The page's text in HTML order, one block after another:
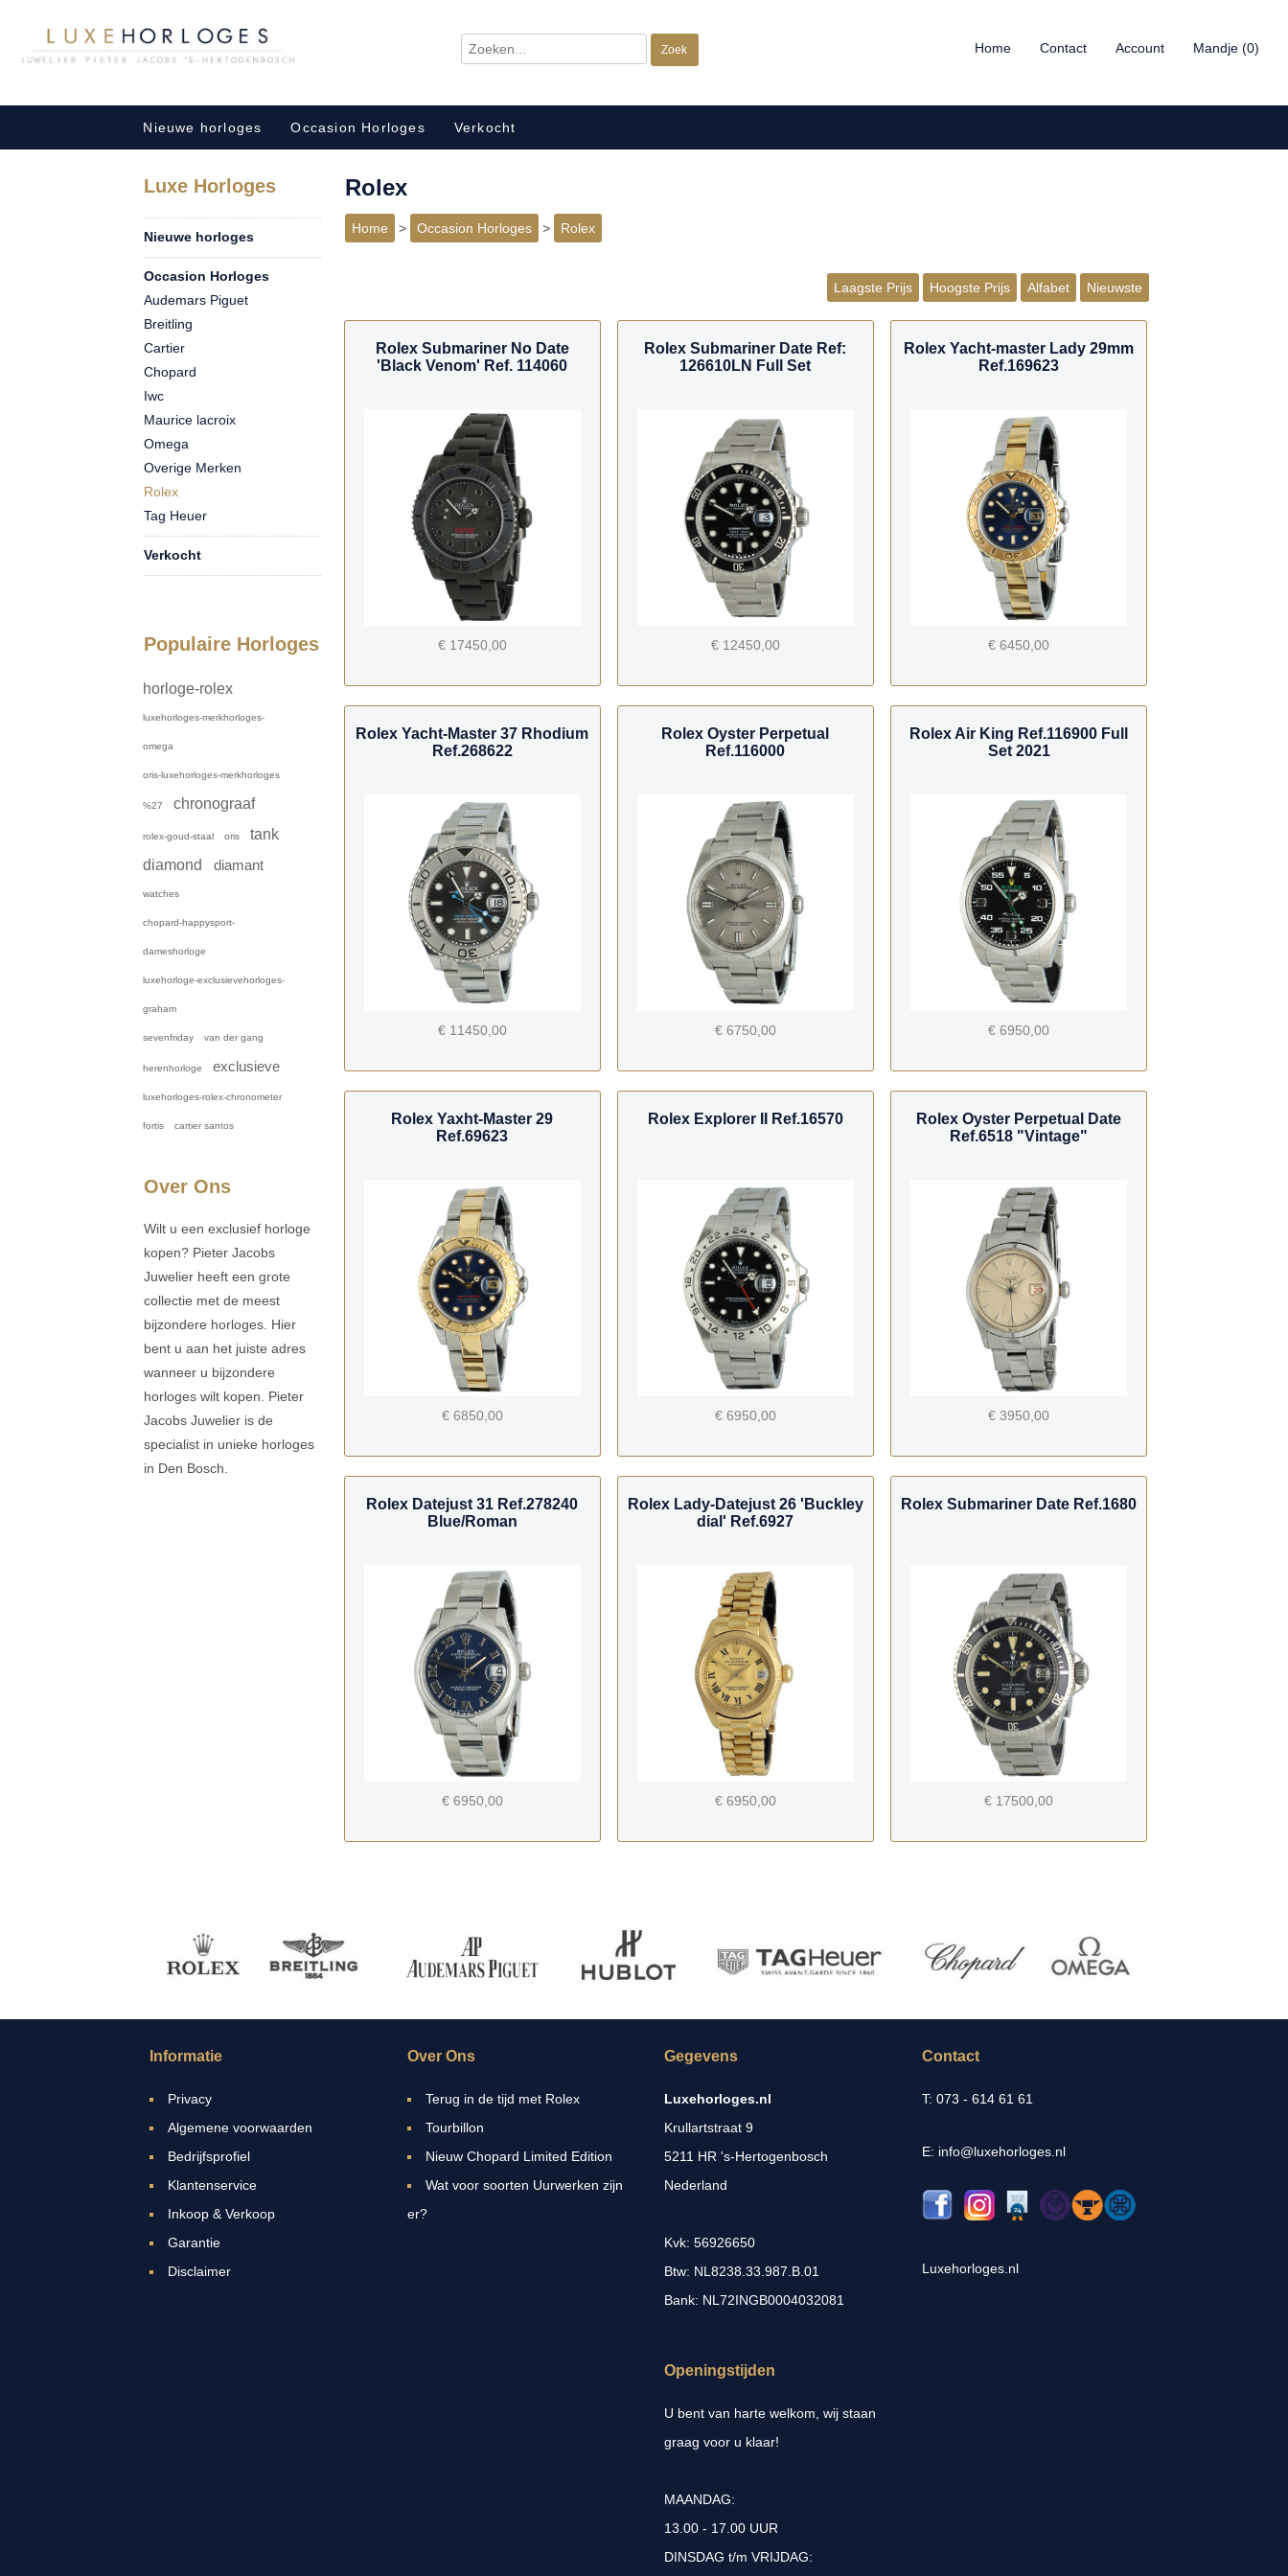
Mandje (0)
Account
Contact
Home
Nieuwe horloges Occasion Horloges Verkocht
Luxe Horloges
Nieuwe horloges
Occasion Horloges
Audemars Piguet
Breitling
Cartier
Chopard
Iwc
Maurice lacroix
Omega
Overige Merken
Rolex
Tag Heuer
Verkocht
Populaire Horloges
horloge-rolex
luxehorloges-merkhorloges-
omega
oris-luxehorloges-merkhorloges
%27 chronograaf
rolex-goud-staal oris
tank
diamond
diamant
watches
chopard-happysport-
dameshorloge
luxehorloge-exclusievehorloges-
graham
sevenfriday van der gang
herenhorloge exclusieve
luxehorloges-rolex-chronometer
fortis cartier santos
Over Ons
Wilt u een exclusief horloge
kopen? Pieter Jacobs
Juwelier heeft een grote
collectie met de meest
bijzondere horloges. Hier
bent u aan het juiste adres
wanneer u bijzondere
horloges wilt kopen. Pieter
Jacobs Juwelier is de
specialist in unieke horloges
in Den Bosch.
Rolex
Home > Occasion Horloges > Rolex
Laagste Prijs Hoogste Prijs Alfabet Nieuwste
Rolex Submariner No Date
'Black Venom' Ref. 114060
€ 17450,00
Rolex Submariner Date Ref:
126610LN Full Set
€ 12450,00
Rolex Yacht-master Lady 29mm
Ref.169623
€ 6450,00
Rolex Yacht-Master 37 Rhodium
Ref.268622
€ 11450,00
Rolex Oyster Perpetual
Ref.116000
€ 6750,00
Rolex Air King Ref.116900 Full
Set 2021
€ 6950,00
Rolex Yaxht-Master 29
Ref.69623
€ 6850,00
Rolex Explorer II Ref.16570
€ 6950,00
Rolex Oyster Perpetual Date
Ref.6518 "Vintage"
€ 3950,00
Rolex Datejust 31 Ref.278240
Blue/Roman
€ 6950,00
Rolex Lady-Datejust 26 'Buckley
dial' Ref.6927
€ 6950,00
Rolex Submariner Date Ref.1680
€ 17500,00
Informatie
Privacy
Algemene voorwaarden
Bedrijfsprofiel
Klantenservice
Inkoop & Verkoop
Garantie
Disclaimer
Over Ons
Terug in de tijd met Rolex
Tourbillon
Nieuw Chopard Limited Edition
Wat voor soorten Uurwerken zijn
er?
Gegevens
Luxehorloges.nl
Krullartstraat 9
5211 HR 's-Hertogenbosch
Nederland
Kvk: 56926650
Btw: NL8238.33.987.B.01
Bank: NL72INGB0004032081
Openingstijden
U bent van harte welkom, wij staan
graag voor u klaar!
MAANDAG:
13.00 - 17.00 UUR
DINSDAG t/m VRIJDAG:
Contact
T: 073 - 614 61 61
E: info@luxehorloges.nl
Luxehorloges.nl